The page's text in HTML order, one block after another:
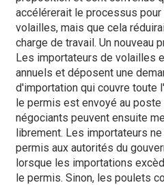
accélérerait le processus
volailles, mais que cela
charge de travail. Un nouveau
Les importateurs de volailles
annuels et déposent une
d'importation qui couvre toute
le permis est envoyé au
négociants peuvent ensuite
librement. Les importateurs
permis aux autorités du
lorsque les importations
le permis. Sinon, les poulets